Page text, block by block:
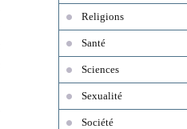
Religions
Santé
Sciences
Sexualité
Société